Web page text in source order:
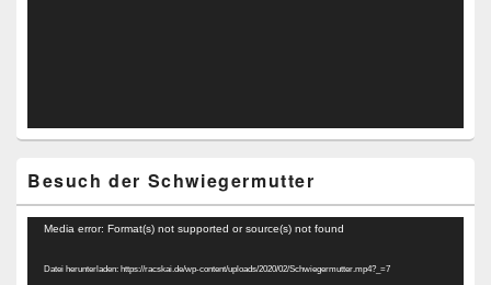
Besuch der Schwiegermutter
Video-
Media error: Format(s) not supported or source(s) not found
Datei herunterladen: https://racskai.de/wp-content/uploads/2020/02/Schwiegermutter.mp4?_=7